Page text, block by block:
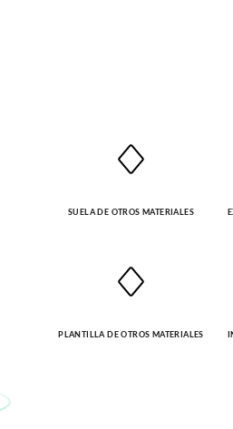
SUELA DE OTROS MATERIALES
PLANTILLA DE OTROS MATERIALES